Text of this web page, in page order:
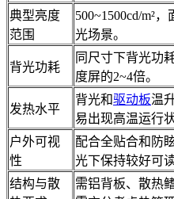
典型亮度
范围
500~1500cd/m²
光场景。
背光功耗
同尺寸下背光功
度屏的2~4倍。
发热水平
背光和驱动板温
易出现高温运行状
户外可视
性
配合全贴合和防
光下保持较好可读
结构与散
需铝背板、散热